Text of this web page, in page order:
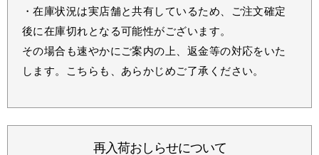
・在庫状況は実店舗と共有しているため、ご注文確定
後に在庫切れとなる可能性がございます。
その場合も速やかにご案内の上、返金等の対応をいた
します。こちらも、あらかじめご了承ください。
再入荷おしらせについて